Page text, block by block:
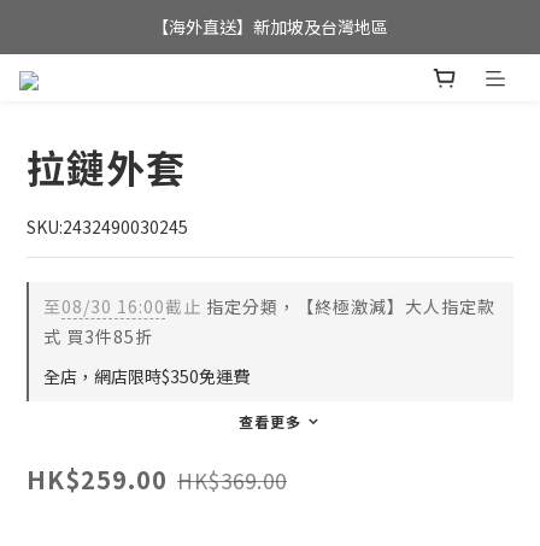
全店滿$350，即可享港澳地區免運費;
【海外直送】新加坡及台灣地區
拉鏈外套
SKU:2432490030245
至08/30 16:00截止 指定分類，【終極激減】大人指定款
式 買3件85折
全店，網店限時$350免運費
查看更多
HK$259.00 HK$369.00